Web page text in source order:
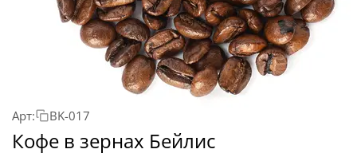
Арт: BK-017
Кофе в зернах Бейлис